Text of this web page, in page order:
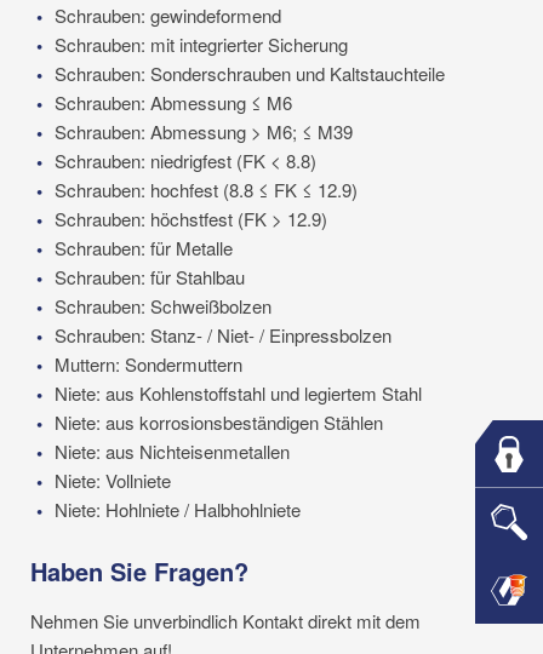
Schrauben: gewindeformend
Schrauben: mit integrierter Sicherung
Schrauben: Sonderschrauben und Kaltstauchteile
Schrauben: Abmessung ≤ M6
Schrauben: Abmessung > M6; ≤ M39
Schrauben: niedrigfest (FK < 8.8)
Schrauben: hochfest (8.8 ≤ FK ≤ 12.9)
Schrauben: höchstfest (FK > 12.9)
Schrauben: für Metalle
Schrauben: für Stahlbau
Schrauben: Schweißbolzen
Schrauben: Stanz- / Niet- / Einpressbolzen
Muttern: Sondermuttern
Niete: aus Kohlenstoffstahl und legiertem Stahl
Niete: aus korrosionsbeständigen Stählen
Niete: aus Nichteisenmetallen
Niete: Vollniete
Niete: Hohlniete / Halbhohlniete
Haben Sie Fragen?
Nehmen Sie unverbindlich Kontakt direkt mit dem